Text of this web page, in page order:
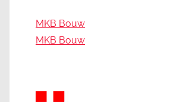
MKB Bouw
MKB Bouw